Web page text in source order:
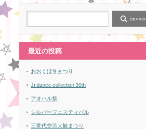
最近の投稿
おおくぼ冬まつり
Jr.dance collection 30th
アオハル祭
シルバーフェスティバル
三世代交流大観まつり